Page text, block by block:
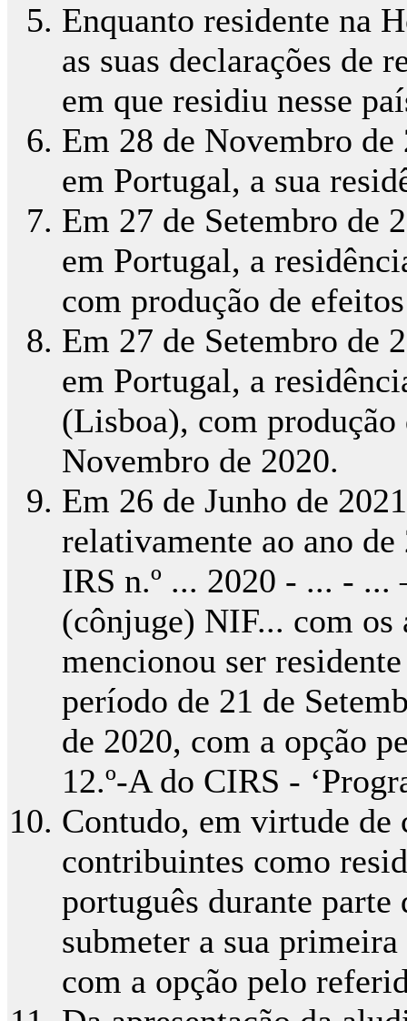
Enquanto residente na
as suas declarações de
em que residiu nesse
Em 28 de Novembro
em Portugal, a sua
Em 27 de Setembro de
em Portugal, a
com produção de
Em 27 de Setembro de
em Portugal, a
(Lisboa), com produção
Novembro de 2020.
Em 26 de Junho de
relativamente ao ano
IRS n.º ... 2020 - ... - ...
(cônjuge) NIF... com os
mencionou ser
período de 21 de
de 2020, com a opção
12.º-A do CIRS -
Contudo, em virtude de
contribuintes como
português durante parte
submeter a sua
com a opção pelo